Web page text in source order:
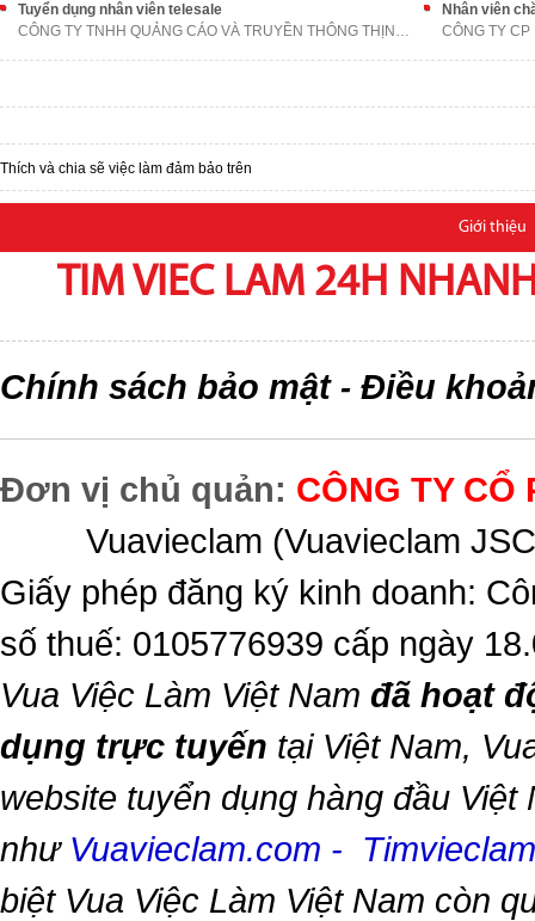
Tuyển dụng nhân viên telesale
CÔNG TY TNHH QUẢNG CÁO VÀ TRUYỀN THÔNG THỊNH AN PH
Nhân viên
CÔNG TY CP
Thích và chia sẽ việc làm đảm bảo trên
Giới thiệu
TIM VIEC LAM 24H
Chính sách bảo mật- Điều
Đơn vị chủ quản: CÔNG TY CỔ
Vuavieclam (Vuavieclam
Giấy phép đăng ký kinh doanh:
số thuế: 0105776939 cấp ngày
Vua Việc Làm Việt Nam đã hoạt
dụng trực tuyến tại Việt Nam,
website tuyển dụng hàng đầu Việt
như Vuavieclam.com -
biệt Vua Việc Làm Việt Nam còn